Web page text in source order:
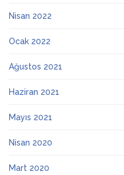
Nisan 2022
Ocak 2022
Ağustos 2021
Haziran 2021
Mayıs 2021
Nisan 2020
Mart 2020